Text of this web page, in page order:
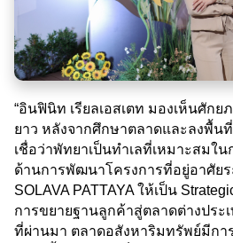
“อินฟินิท เรียลเอสเตท มองเห็นศักย
ยาว หลังจากศึกษาตลาดและลงพื้นที่
เชื่อว่าพัทยาเป็นทำเลที่เหมาะสมใ
ด้านการพัฒนาโครงการที่อยู่อาศัย
SOLAVA PATTAYA ให้เป็น
การขยายฐานลูกค้าสู่ตลาดต่างประ
ที่ผ่านมา ตลาดอสังหาริมทรัพย์มีก